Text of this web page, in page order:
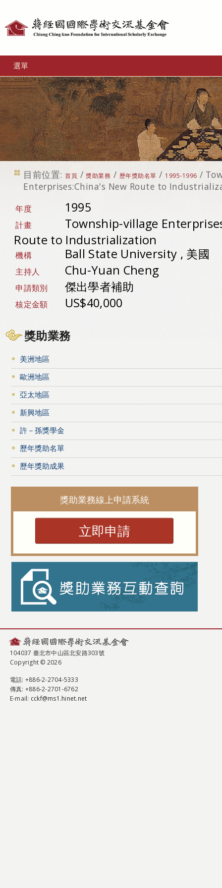
選單
目前位置: 首頁 /獎助業務 / 歷年獎助名單 / 1995-1996 /
Enterprises:China's New Route to
年度 1995
計畫
Township-village
Route to Industrialization
機構 Ball State University , 美國
主持人 Chu-Yuan Cheng
申請類別 傑出學者補助
核定金額 US$40,000
獎助業務
美洲地區
歐洲地區
亞太地區
新興地區
許－孫獎學金
歷年獎助名單
歷年獎助成果
獎助業務線上申請系統
立即申請
104037 臺北市中山區北安路303號
Copyright © 2026
電話: +886-2-2704-5333
傳真: +886-2-2701-6762
E-mail: cckf@ms1.hinet.net